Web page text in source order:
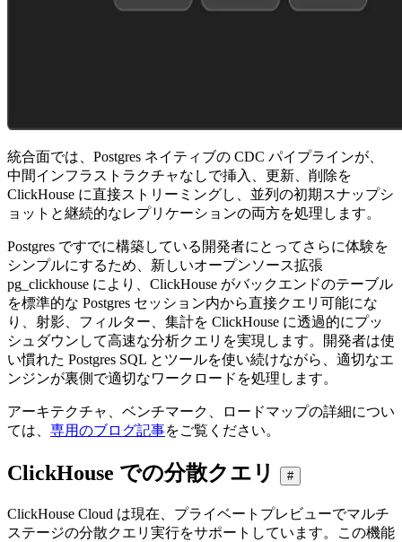
統合面では、Postgres ネイティブの CDC パイプラインが、
中間インフラストラクチャなしで挿入、更新、削除を
ClickHouse に直接ストリーミングし、並列の初期スナップシ
ョットと継続的なレプリケーションの両方を処理します。
Postgres ですでに構築している開発者にとってさらに体験を
シンプルにするため、新しいオープンソース拡張
pg_clickhouse により、ClickHouse がバックエンドのテーブル
を標準的な Postgres セッション内から直接クエリ可能にな
り、射影、フィルター、集計を ClickHouse に透過的にプッ
シュダウンして高速な分析クエリを実現します。開発者は使
い慣れた Postgres SQL とツールを使い続けながら、適切なエ
ンジンが裏側で適切なワークロードを処理します。
アーキテクチャ、ベンチマーク、ロードマップの詳細につい
ては、 専用のブログ記事をご覧ください。
ClickHouse での分散クエリ #
ClickHouse Cloud は現在、プライベートプレビューでマルチ
ステージの分散クエリ実行をサポートしています。この機能